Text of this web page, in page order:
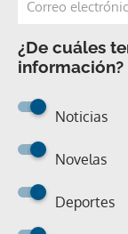
¿De cuáles
información?
Noticias
Novelas
Deportes